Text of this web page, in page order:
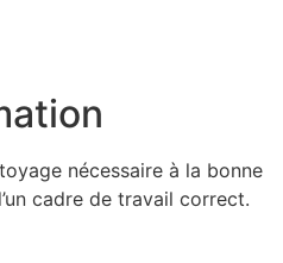
nécessaire à la bonne
cadre de travail correct.